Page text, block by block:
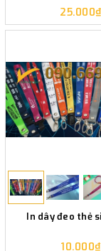
25.000₫
In dây đeo thẻ
10.000₫